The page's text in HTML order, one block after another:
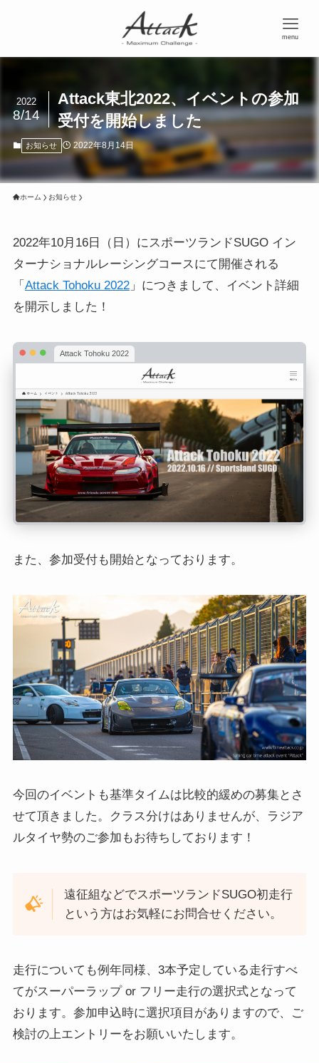
menu
Attack東北2022、イベントの参加
受付を開始しました
2022
8/14
お知らせ 2022年8月14日
ホーム お知らせ
2022年10月16日（日）にスポーツランドSUGO イン
ターナショナルレーシングコースにて開催される
「 Attack Tohoku 2022」につきまして、イベント詳細
を開示しました！
Attack Tohoku 2022
また、参加受付も開始となっております。
今回のイベントも基準タイムは比較的緩めの募集とさ
せて頂きました。クラス分けはありませんが、ラジア
ルタイヤ勢のご参加もお待ちしております！
遠征組などでスポーツランドSUGO初走行
という方はお気軽にお問合せください。
走行についても例年同様、3本予定している走行すべ
てがスーパーラップ or フリー走行の選択式となって
おります。参加申込時に選択項目がありますので、ご
検討の上エントリーをお願いいたします。